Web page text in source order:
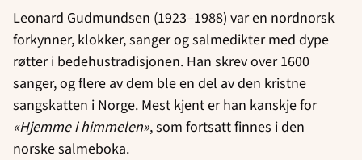
Leonard Gudmundsen (1923–1988) var en nordnorsk
forkynner, klokker, sanger og salmedikter med dype
røtter i bedehustradisjonen. Han skrev over 1600
sanger, og flere av dem ble en del av den kristne
sangskatten i Norge. Mest kjent er han kanskje for
«Hjemme i himmelen», som fortsatt finnes i den
norske salmeboka.